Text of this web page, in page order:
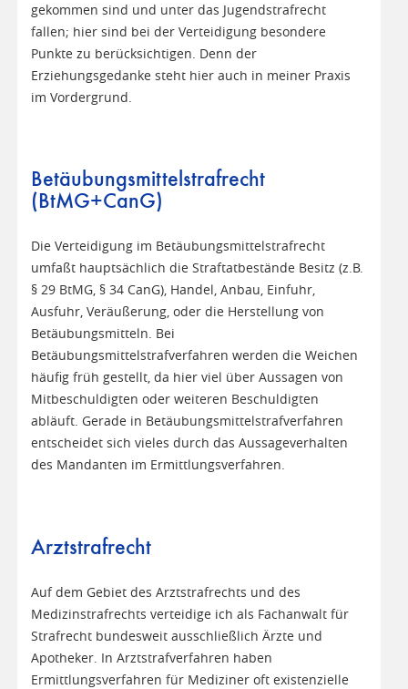
gekommen sind und unter das Jugendstrafrecht
fallen; hier sind bei der Verteidigung besondere
Punkte zu berücksichtigen. Denn der
Erziehungsgedanke steht hier auch in meiner Praxis
im Vordergrund.
Betäubungsmittelstrafrecht
(BtMG+CanG)
Die Verteidigung im Betäubungsmittelstrafrecht
umfaßt hauptsächlich die Straftatbestände Besitz (z.B.
§ 29 BtMG, § 34 CanG), Handel, Anbau, Einfuhr,
Ausfuhr, Veräußerung, oder die Herstellung von
Betäubungsmitteln. Bei
Betäubungsmittelstrafverfahren werden die Weichen
häufig früh gestellt, da hier viel über Aussagen von
Mitbeschuldigten oder weiteren Beschuldigten
abläuft. Gerade in Betäubungsmittelstrafverfahren
entscheidet sich vieles durch das Aussageverhalten
des Mandanten im Ermittlungsverfahren.
Arztstrafrecht
Auf dem Gebiet des Arztstrafrechts und des
Medizinstrafrechts verteidige ich als Fachanwalt für
Strafrecht bundesweit ausschließlich Ärzte und
Apotheker. In Arztstrafverfahren haben
Ermittlungsverfahren für Mediziner oft existenzielle